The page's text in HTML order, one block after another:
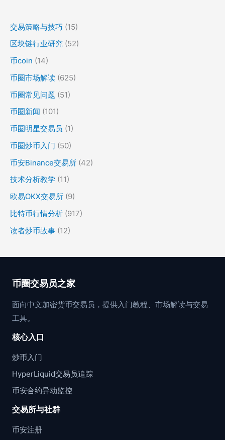
交易策略与技巧 (15)
区块链行业研究 (52)
币coin (14)
币圈市场解读 (625)
币圈常见问题 (51)
币圈新闻 (101)
币圈明星交易员 (1)
币圈炒币入门 (50)
币安Binance交易所 (42)
技术分析教学 (11)
欧易OKX交易所 (9)
比特币行情分析 (917)
读者炒币故事 (12)
币圈交易员之家
面向中文加密货币交易员，提供入门教程、市场解读与交易
工具。
核心入口
炒币入门
HyperLiquid交易员追踪
币安合约异动监控
交易所与社群
币安注册